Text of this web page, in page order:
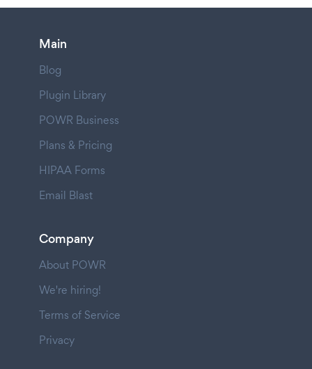
Main
Blog
Plugin Library
POWR Business
Plans & Pricing
HIPAA Forms
Email Blast
Company
About POWR
We're hiring!
Terms of Service
Privacy